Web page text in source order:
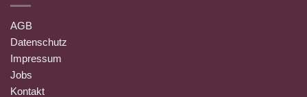
AGB
Datenschutz
Impressum
Jobs
Kontakt